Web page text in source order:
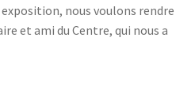
nous voulons rendre
et ami du Centre, qui nous a